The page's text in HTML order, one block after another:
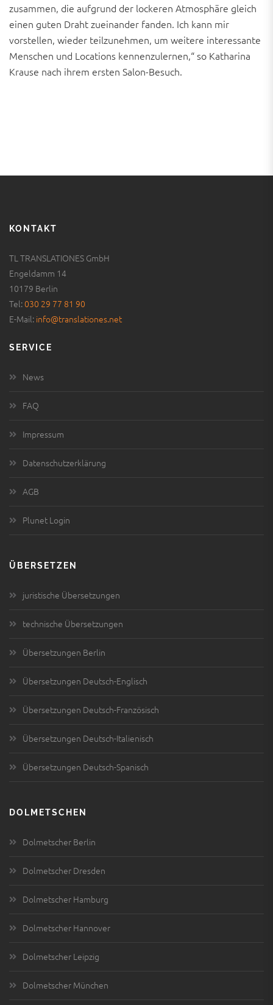
zusammen, die aufgrund der lockeren Atmosphäre gleich
einen guten Draht zueinander fanden. Ich kann mir
vorstellen, wieder teilzunehmen, um weitere interessante
Menschen und Locations kennenzulernen,“ so Katharina
Krause nach ihrem ersten Salon-Besuch.
KONTAKT
TL TRANSLATIONES GmbH
Engeldamm 14
10179 Berlin
Tel:030 29 77 81 90
E-Mail: info@translationes.net
SERVICE
News
FAQ
Impressum
Datenschutzerklärung
AGB
Plunet Login
ÜBERSETZEN
juristische Übersetzungen
technische Übersetzungen
Übersetzungen Berlin
Übersetzungen Deutsch-Englisch
Übersetzungen Deutsch-Französisch
Übersetzungen Deutsch-Italienisch
Übersetzungen Deutsch-Spanisch
DOLMETSCHEN
Dolmetscher Berlin
Dolmetscher Dresden
Dolmetscher Hamburg
Dolmetscher Hannover
Dolmetscher Leipzig
Dolmetscher München